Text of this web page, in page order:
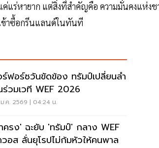
แร่หายาก แต่สิ่งที่สำคัญคือ ความมั่นคงแห่งช
ข้าซื้อกรีนแลนด์ในทันที
ร์ฟอร์ซวันขัดข้อง ทรัมป์เปลี่ยนลำ
ร่วมเวที WEF 2026
ม.ค. 2569 | 04:24 น.
ครง' ฉะยับ 'ทรัมป์' กลาง WEF
วอส ลั่นยุโรปไม่ก้มหัวให้คนพาล